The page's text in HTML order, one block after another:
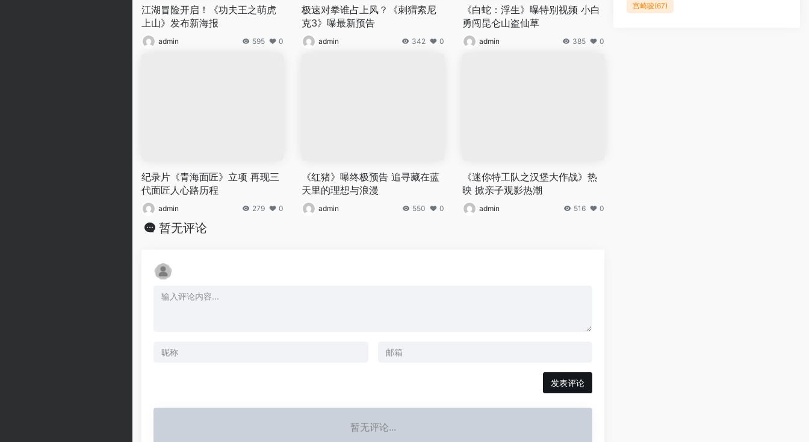
江湖冒险开启！《功夫王之萌虎
上山》发布新海报
admin 595 0
极速对拳谁占上风？《刺猬索尼
克3》曝最新预告
admin 342 0
《白蛇：浮生》曝特别视频 小白
勇闯昆仑山盗仙草
admin 385 0
纪录片《青海面匠》立项 再现三
代面匠人心路历程
admin 279 0
《红猪》曝终极预告 追寻藏在蓝
天里的理想与浪漫
admin 550 0
《迷你特工队之汉堡大作战》热
映 掀亲子观影热潮
admin 516 0
暂无评论
发表评论
暂无评论...
宫崎骏(67)